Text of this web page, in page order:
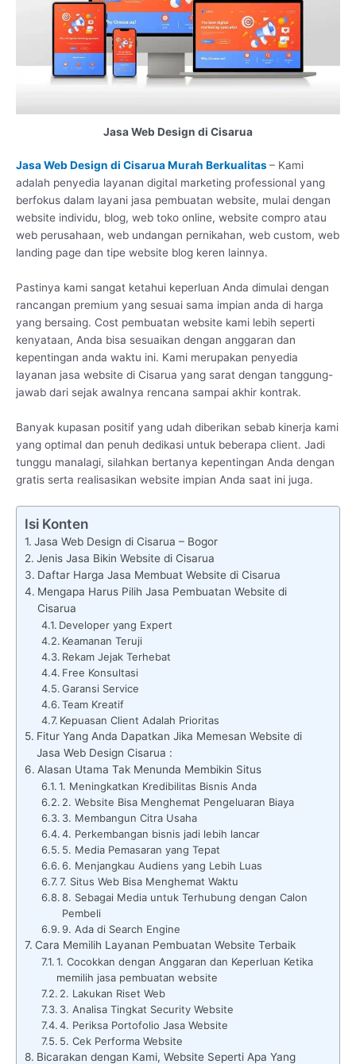
Jasa Web Design di Cisarua
Jasa Web Design di Cisarua Murah Berkualitas– Kami
adalah penyedia layanan digital marketing professional yang
berfokus dalam layani jasa pembuatan website, mulai dengan
website individu, blog, web toko online, website compro atau
web perusahaan, web undangan pernikahan, web custom, web
landing page dan tipe website blog keren lainnya.
Pastinya kami sangat ketahui keperluan Anda dimulai dengan
rancangan premium yang sesuai sama impian anda di harga
yang bersaing. Cost pembuatan website kami lebih seperti
kenyataan, Anda bisa sesuaikan dengan anggaran dan
kepentingan anda waktu ini. Kami merupakan penyedia
layanan jasa website di Cisarua yang sarat dengan tanggung-
jawab dari sejak awalnya rencana sampai akhir kontrak.
Banyak kupasan positif yang udah diberikan sebab kinerja kami
yang optimal dan penuh dedikasi untuk beberapa client. Jadi
tunggu manalagi, silahkan bertanya kepentingan Anda dengan
gratis serta realisasikan website impian Anda saat ini juga.
Isi Konten
Jasa Web Design di Cisarua – Bogor
Jenis Jasa Bikin Website di Cisarua
Daftar Harga Jasa Membuat Website di Cisarua
Mengapa Harus Pilih Jasa Pembuatan Website di
Cisarua
Developer yang Expert
Keamanan Teruji
Rekam Jejak Terhebat
Free Konsultasi
Garansi Service
Team Kreatif
Kepuasan Client Adalah Prioritas
Fitur Yang Anda Dapatkan Jika Memesan Website di
Jasa Web Design Cisarua :
Alasan Utama Tak Menunda Membikin Situs
1. Meningkatkan Kredibilitas Bisnis Anda
2. Website Bisa Menghemat Pengeluaran Biaya
3. Membangun Citra Usaha
4. Perkembangan bisnis jadi lebih lancar
5. Media Pemasaran yang Tepat
6. Menjangkau Audiens yang Lebih Luas
7. Situs Web Bisa Menghemat Waktu
8. Sebagai Media untuk Terhubung dengan Calon
Pembeli
9. Ada di Search Engine
Cara Memilih Layanan Pembuatan Website Terbaik
1. Cocokkan dengan Anggaran dan Keperluan Ketika
memilih jasa pembuatan website
2. Lakukan Riset Web
3. Analisa Tingkat Security Website
4. Periksa Portofolio Jasa Website
5. Cek Performa Website
Bicarakan dengan Kami, Website Seperti Apa Yang